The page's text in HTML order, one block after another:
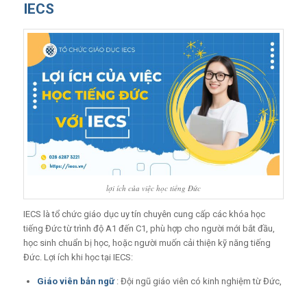
IECS
lợi ích của việc học tiếng Đức
IECS là tổ chức giáo dục uy tín chuyên cung cấp các khóa học
tiếng Đức từ trình độ A1 đến C1, phù hợp cho người mới bắt đầu,
học sinh chuẩn bị học, hoặc người muốn cải thiện kỹ năng tiếng
Đức. Lợi ích khi học tại IECS:
Giáo viên bản ngữ : Đội ngũ giáo viên có kinh nghiệm từ Đức,